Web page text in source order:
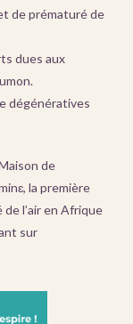
de prématuré de
dues aux
dégénératives
de
la première
l’air en Afrique
sur